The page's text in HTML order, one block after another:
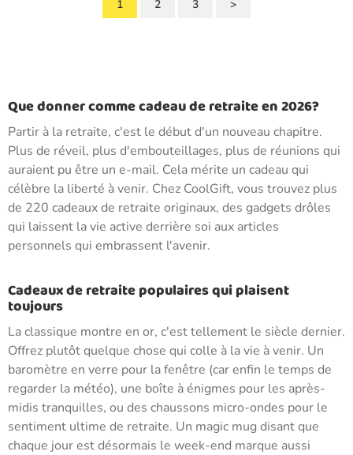
1 2 3 >
Que donner comme cadeau de retraite en 2026?
Partir à la retraite, c'est le début d'un nouveau chapitre.
Plus de réveil, plus d'embouteillages, plus de réunions qui
auraient pu être un e-mail. Cela mérite un cadeau qui
célèbre la liberté à venir. Chez CoolGift, vous trouvez plus
de 220 cadeaux de retraite originaux, des gadgets drôles
qui laissent la vie active derrière soi aux articles
personnels qui embrassent l'avenir.
Cadeaux de retraite populaires qui plaisent
toujours
La classique montre en or, c'est tellement le siècle dernier.
Offrez plutôt quelque chose qui colle à la vie à venir. Un
baromètre en verre pour la fenêtre (car enfin le temps de
regarder la météo), une boîte à énigmes pour les après-
midis tranquilles, ou des chaussons micro-ondes pour le
sentiment ultime de retraite. Un magic mug disant que
chaque jour est désormais le week-end marque aussi